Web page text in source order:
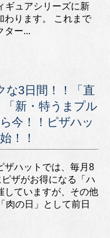
ギュアシリーズに新
わります。 これまで
ター...
な3日間！！「直
新・特うまプル
今！！ピザハッ
！！
ザハットでは、毎月8
ザがお得になる「ハ
していますが、その他
肉の日」として前日